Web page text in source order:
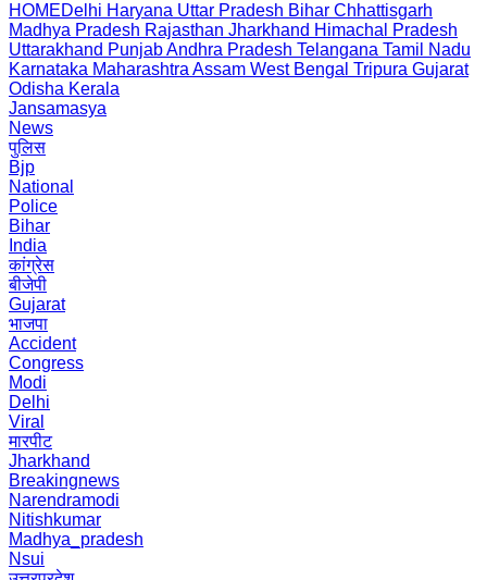
HOMEDelhi Haryana Uttar Pradesh Bihar Chhattisgarh
Madhya Pradesh Rajasthan Jharkhand Himachal Pradesh
Uttarakhand PunjabAndhra Pradesh Telangana Tamil Nadu
Karnataka Maharashtra Assam West Bengal Tripura Gujarat
Odisha Kerala
Jansamasya
News
पुलिस
Bjp
National
Police
Bihar
India
कांग्रेस
बीजेपी
Gujarat
भाजपा
Accident
Congress
Modi
Delhi
Viral
मारपीट
Jharkhand
Breakingnews
Narendramodi
Nitishkumar
Madhya_pradesh
Nsui